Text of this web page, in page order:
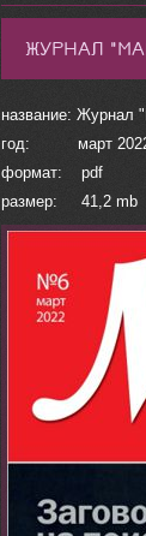
ЖУРНАЛ
название: Журнал
год: март
формат: pdf
размер: 41,2 mb